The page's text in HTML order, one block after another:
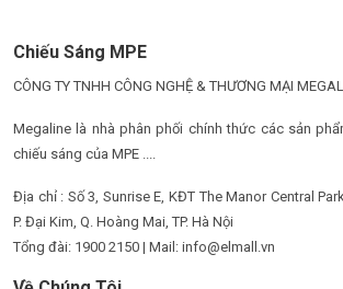
Chiếu Sáng MPE
CÔNG TY TNHH CÔNG NGHỆ & THƯƠNG MẠI
Megaline là nhà phân phối chính thức các sản
chiếu sáng của MPE ....
Địa chỉ : Số 3, Sunrise E, KĐT The Manor Central
P. Đại Kim, Q. Hoàng Mai, TP. Hà Nội
Tổng đài: 1900 2150 | Mail: info@elmall.vn